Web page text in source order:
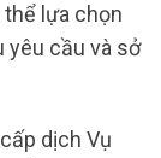
lựa chọn
yêu cầu và sở
dịch Vụ